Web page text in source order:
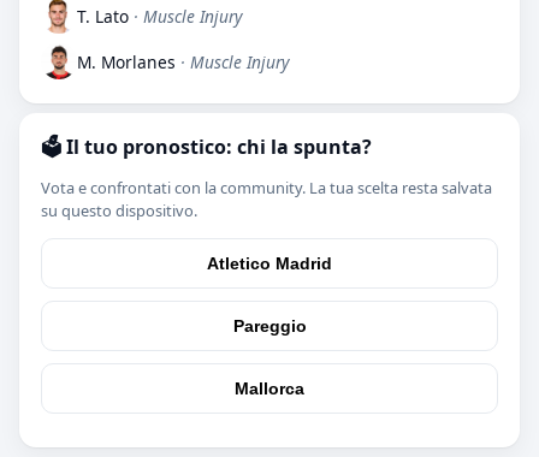
T. Lato · Muscle Injury
M. Morlanes · Muscle Injury
🗳️ Il tuo pronostico: chi la spunta?
Vota e confrontati con la community. La tua scelta resta salvata
su questo dispositivo.
Atletico Madrid
Pareggio
Mallorca